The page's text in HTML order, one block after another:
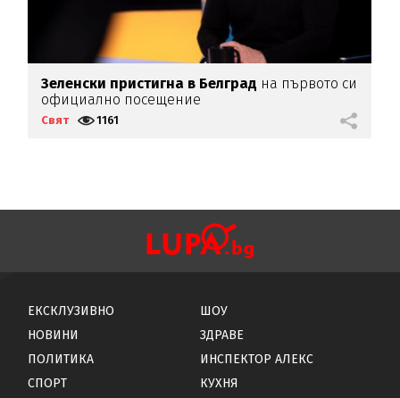
Зеленски пристигна в Белград на първото си
официално посещение
Свят 1161
ЕКСКЛУЗИВНО
НОВИНИ
ПОЛИТИКА
СПОРТ
ШОУ
ЗДРАВЕ
ИНСПЕКТОР АЛЕКС
КУХНЯ